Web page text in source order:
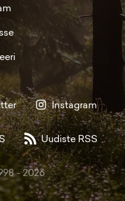
Instagram
Uudiste RSS
-2026